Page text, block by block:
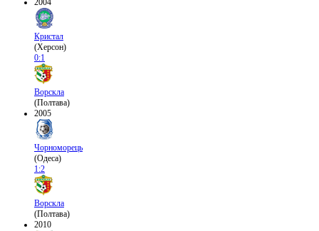
2004
Кристал
(Херсон)
0:1
Ворскла
(Полтава)
2005
Чорноморець
(Одеса)
1:2
Ворскла
(Полтава)
2010